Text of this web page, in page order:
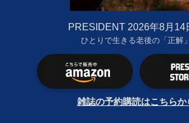
PRESIDENT 2026年8月14
ひとりで生きる老後の「正解」
雑誌の予約購読はこちらか